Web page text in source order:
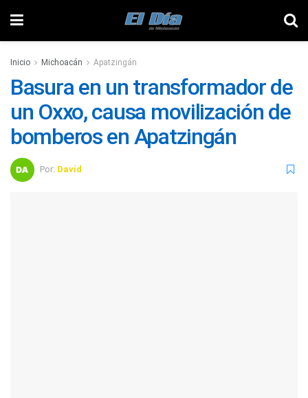
Inicio Michoacán Apatzingán
Basura en un transformador de
un Oxxo, causa movilización de
bomberos en Apatzingán
Por: David